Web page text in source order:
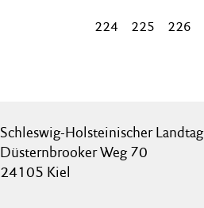
224 225 226
Schleswig-Holsteinischer Landtag
Düsternbrooker Weg 70
24105 Kiel